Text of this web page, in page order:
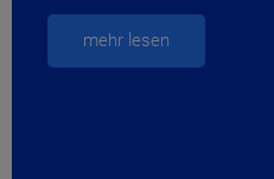
mehr lesen